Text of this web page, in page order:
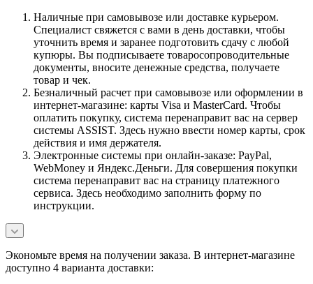
Наличные при самовывозе или доставке курьером.
Специалист свяжется с вами в день доставки, чтобы
уточнить время и заранее подготовить сдачу с любой
купюры. Вы подписываете товаросопроводительные
документы, вносите денежные средства, получаете
товар и чек.
Безналичный расчет при самовывозе или оформлении в
интернет-магазине: карты Visa и MasterCard. Чтобы
оплатить покупку, система перенаправит вас на сервер
системы ASSIST. Здесь нужно ввести номер карты, срок
действия и имя держателя.
Электронные системы при онлайн-заказе: PayPal,
WebMoney и Яндекс.Деньги. Для совершения покупки
система перенаправит вас на страницу платежного
сервиса. Здесь необходимо заполнить форму по
инструкции.
Экономьте время на получении заказа. В интернет-магазине
доступно 4 варианта доставки: